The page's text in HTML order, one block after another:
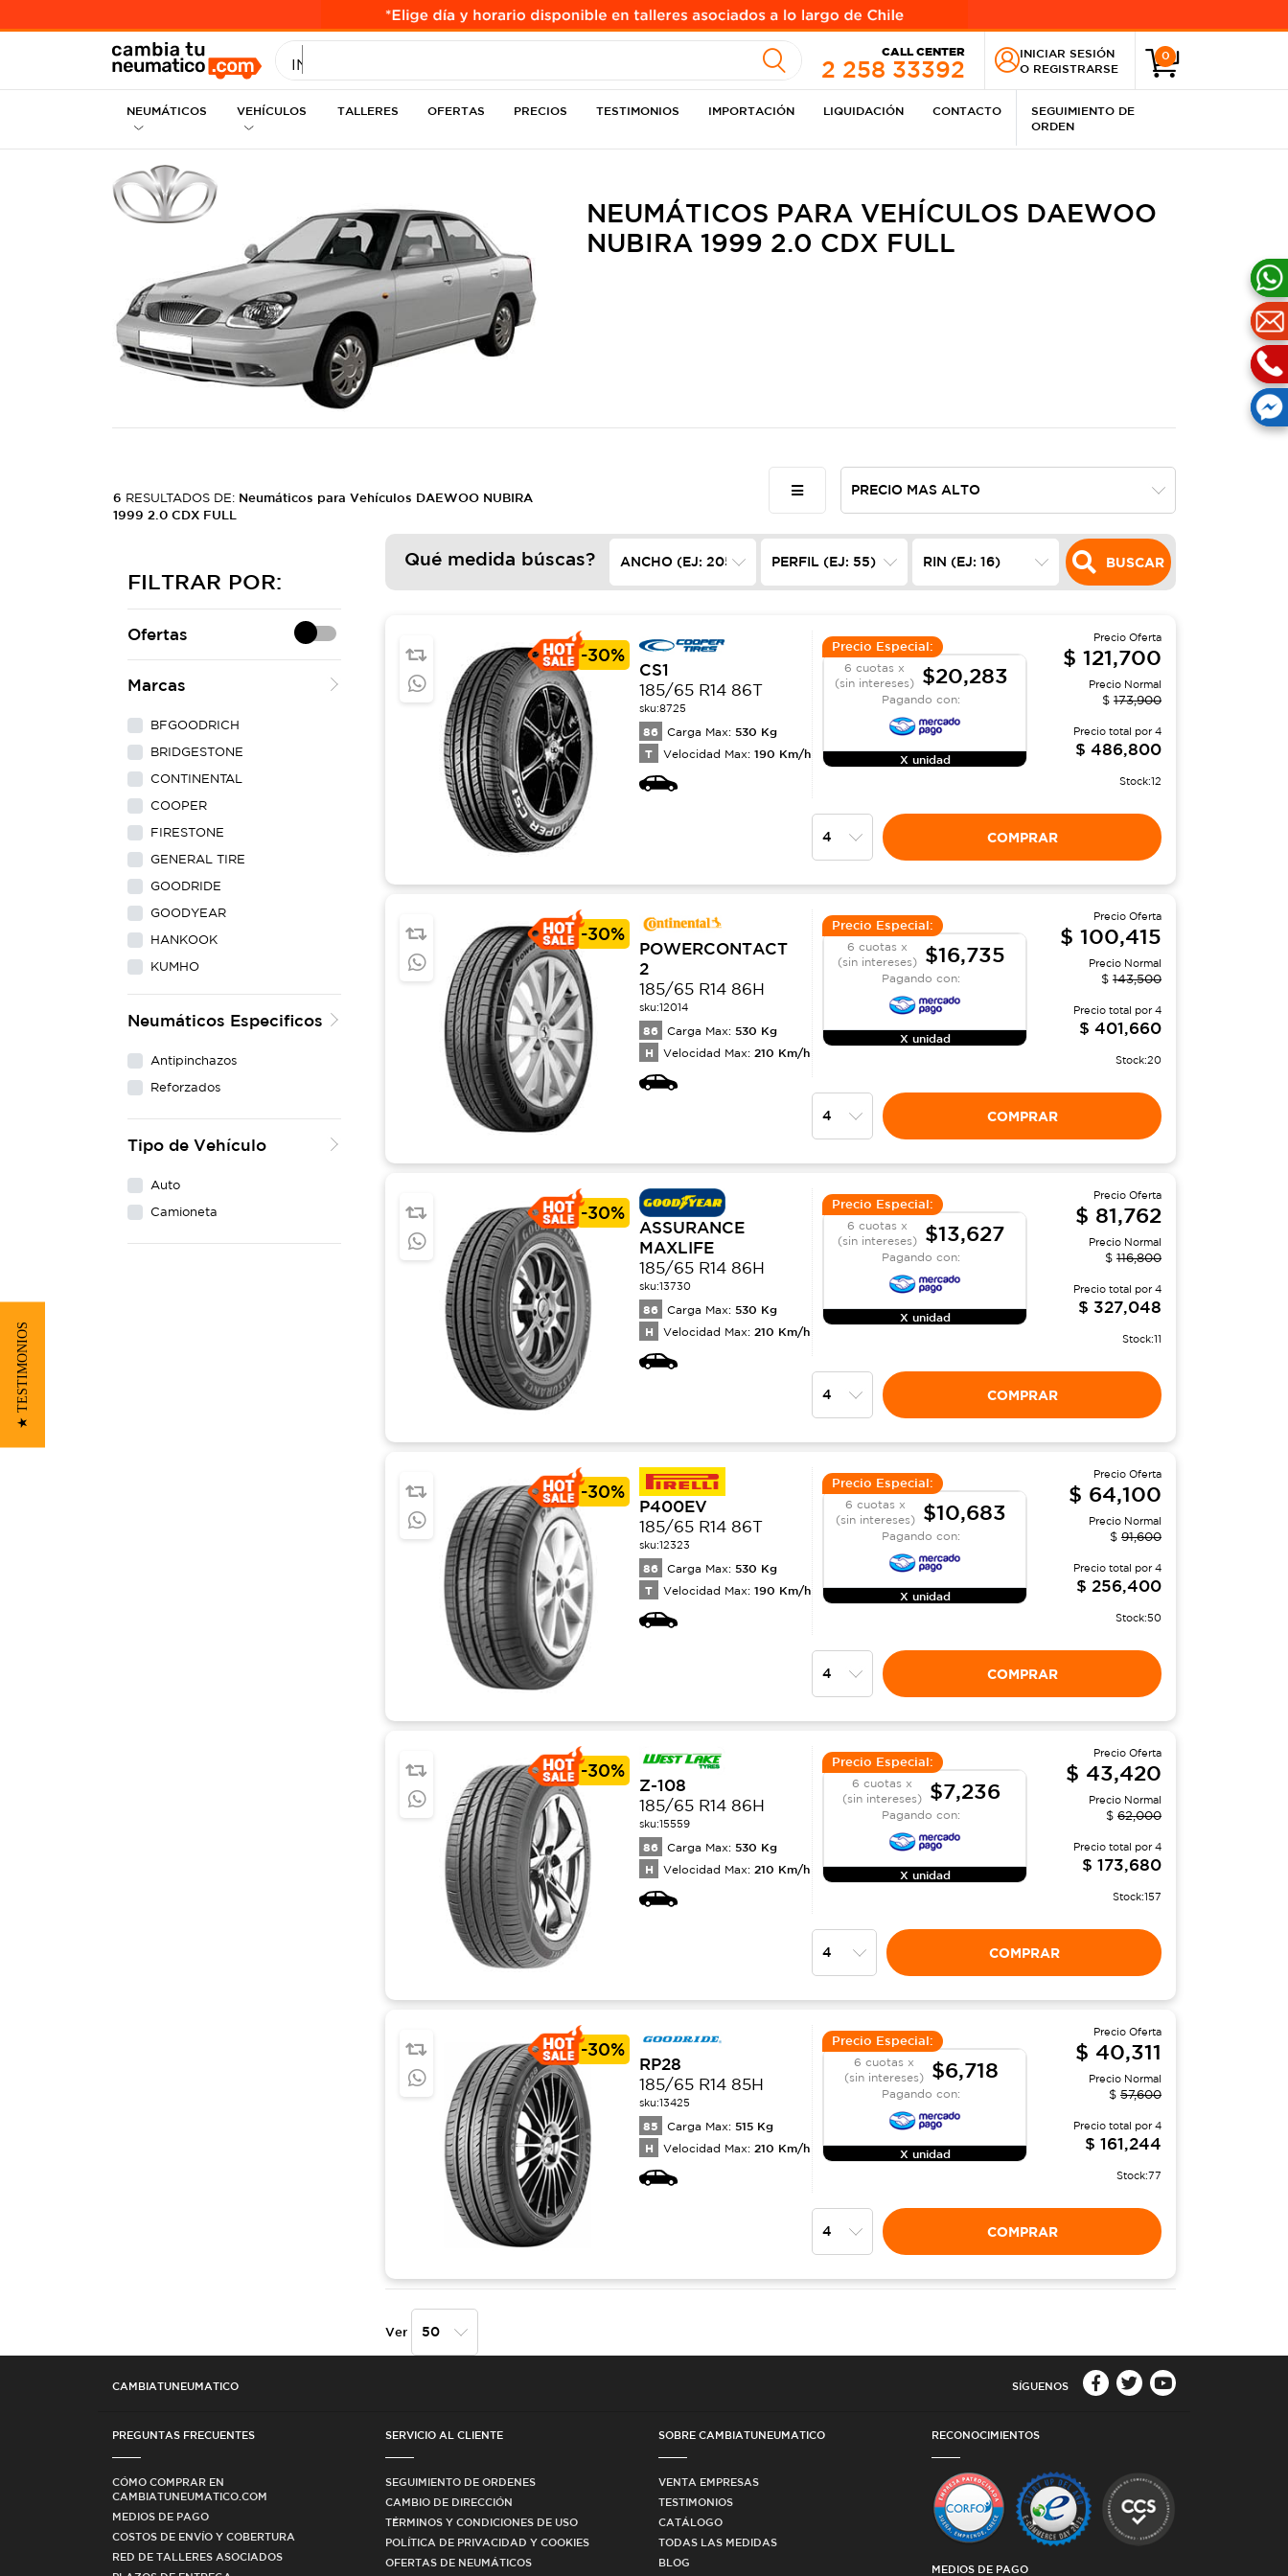
INGRESE MEDIDA
CALL CENTER
2 258 33392
INICIAR SESIÓN
O REGISTRARSE
0
NEUMÁTICOS VEHÍCULOS TALLERES OFERTAS PRECIOS TESTIMONIOS IMPORTACIÓN LIQUIDACIÓN CONTACTO
SEGUIMIENTO DE
ORDEN
NEUMÁTICOS PARA VEHÍCULOS DAEWOO
NUBIRA 1999 2.0 CDX FULL
6 RESULTADOS DE: Neumáticos para Vehículos DAEWOO NUBIRA
1999 2.0 CDX FULL
FILTRAR POR:
Ofertas
Marcas
BFGOODRICH
BRIDGESTONE
CONTINENTAL
COOPER
FIRESTONE
GENERAL TIRE
GOODRIDE
GOODYEAR
HANKOOK
KUMHO
LING LONG
MAXXIS
YOKOHAMA
Neumáticos Especificos
Antipinchazos
Reforzados
Tipo de Vehículo
Auto
Camioneta
Qué medida búscas? BUSCAR
-30%
CS1
185/65 R14 86T
sku:8725
86 Carga Max: 530 Kg
T Velocidad Max: 190 Km/h
Precio Especial:
6 cuotas x
(sin intereses)
$20,283
Pagando con:
X unidad
Precio Oferta
$ 121,700
Precio Normal
$ 173,900
Precio total por4
$ 486,800
Stock:12
COMPRAR
-30%
POWERCONTACT
2
185/65 R14 86H
sku:12014
86 Carga Max: 530 Kg
H Velocidad Max: 210 Km/h
Precio Especial:
6 cuotas x
(sin intereses)
$16,735
Pagando con:
X unidad
Precio Oferta
$ 100,415
Precio Normal
$ 143,500
Precio total por4
$ 401,660
Stock:20
COMPRAR
-30%
ASSURANCE
MAXLIFE
185/65 R14 86H
sku:13730
86 Carga Max: 530 Kg
H Velocidad Max: 210 Km/h
Precio Especial:
6 cuotas x
(sin intereses)
$13,627
Pagando con:
X unidad
Precio Oferta
$ 81,762
Precio Normal
$ 116,800
Precio total por4
$ 327,048
Stock:11
COMPRAR
-30%
P400EV
185/65 R14 86T
sku:12323
86 Carga Max: 530 Kg
T Velocidad Max: 190 Km/h
Precio Especial:
6 cuotas x
(sin intereses)
$10,683
Pagando con:
X unidad
Precio Oferta
$ 64,100
Precio Normal
$ 91,600
Precio total por4
$ 256,400
Stock:50
COMPRAR
-30%
Z-108
185/65 R14 86H
sku:15559
86 Carga Max: 530 Kg
H Velocidad Max: 210 Km/h
Precio Especial:
6 cuotas x
(sin intereses)
$7,236
Pagando con:
X unidad
Precio Oferta
$ 43,420
Precio Normal
$ 62,000
Precio total por4
$ 173,680
Stock:157
COMPRAR
-30%
RP28
185/65 R14 85H
sku:13425
85 Carga Max: 515 Kg
H Velocidad Max: 210 Km/h
Precio Especial:
6 cuotas x
(sin intereses)
$6,718
Pagando con:
X unidad
Precio Oferta
$ 40,311
Precio Normal
$ 57,600
Precio total por4
$ 161,244
Stock:77
COMPRAR
Ver
CAMBIATUNEUMATICO SÍGUENOS
PREGUNTAS FRECUENTES
CÓMO COMPRAR EN
CAMBIATUNEUMATICO.COM
MEDIOS DE PAGO
COSTOS DE ENVÍO Y COBERTURA
RED DE TALLERES ASOCIADOS
SERVICIO AL CLIENTE
SEGUIMIENTO DE ORDENES
CAMBIO DE DIRECCIÓN
TÉRMINOS Y CONDICIONES DE USO
POLÍTICA DE PRIVACIDAD Y COOKIES
OFERTAS DE NEUMÁTICOS
SOBRE CAMBIATUNEUMATICO
VENTA EMPRESAS
TESTIMONIOS
CATÁLOGO
TODAS LAS MEDIDAS
BLOG
RECONOCIMIENTOS
MEDIOS DE PAGO
★ TESTIMONIOS